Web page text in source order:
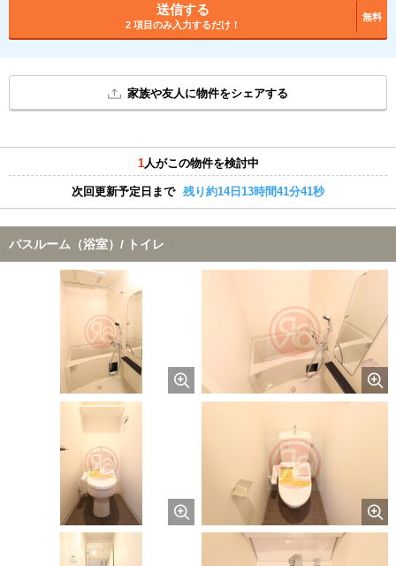
送信する
2 項目のみ入力するだけ！
無料
家族や友人に物件をシェアする
1人がこの物件を検討中
次回更新予定日まで 残り約14日13時間41分40秒
バスルーム（浴室）/ トイレ